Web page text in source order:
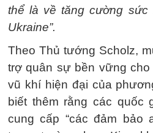
thể là về tăng cường sức
Ukraine”.
Theo Thủ tướng Scholz,
trợ quân sự bền vững cho
vũ khí hiện đại của
biết thêm rằng các quốc
cung cấp “các đảm bảo